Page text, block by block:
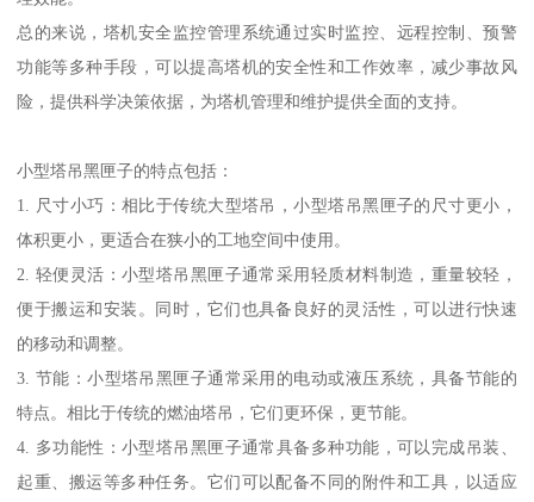
总的来说，塔机安全监控管理系统通过实时监控、远程控制、预警
功能等多种手段，可以提高塔机的安全性和工作效率，减少事故风
险，提供科学决策依据，为塔机管理和维护提供全面的支持。
小型塔吊黑匣子的特点包括：
1. 尺寸小巧：相比于传统大型塔吊，小型塔吊黑匣子的尺寸更小，
体积更小，更适合在狭小的工地空间中使用。
2. 轻便灵活：小型塔吊黑匣子通常采用轻质材料制造，重量较轻，
便于搬运和安装。同时，它们也具备良好的灵活性，可以进行快速
的移动和调整。
3. 节能：小型塔吊黑匣子通常采用的电动或液压系统，具备节能的
特点。相比于传统的燃油塔吊，它们更环保，更节能。
4. 多功能性：小型塔吊黑匣子通常具备多种功能，可以完成吊装、
起重、搬运等多种任务。它们可以配备不同的附件和工具，以适应